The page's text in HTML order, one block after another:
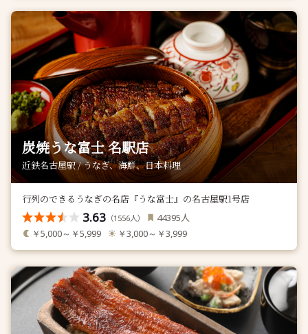
炭焼うな富士 名駅店
近鉄名古屋駅 / うなぎ、海鮮、日本料理
行列のできるうなぎの名店『うな富士』の名古屋駅1号店
3.63 （1556人） 44395人
￥5,000～￥5,999 ￥3,000～￥3,999